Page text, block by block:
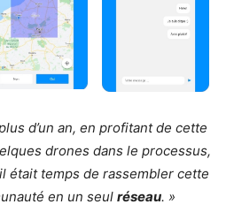
d’un an, en profitant de cette
drones dans le processus,
était temps de rassembler cette
en un seul réseau. »